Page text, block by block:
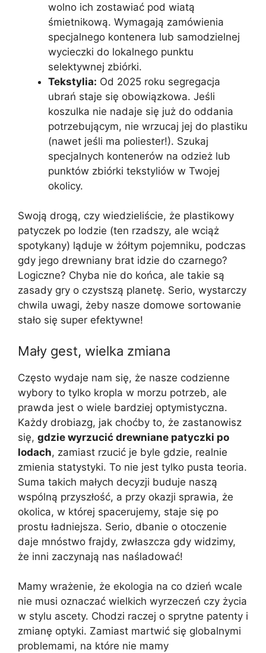
wolno ich zostawiać pod wiatą
śmietnikową. Wymagają zamówienia
specjalnego kontenera lub samodzielnej
wycieczki do lokalnego punktu
selektywnej zbiórki.
Tekstylia: Od 2025 roku segregacja
ubrań staje się obowiązkowa. Jeśli
koszulka nie nadaje się już do oddania
potrzebującym, nie wrzucaj jej do plastiku
(nawet jeśli ma poliester!). Szukaj
specjalnych kontenerów na odzież lub
punktów zbiórki tekstyliów w Twojej
okolicy.
Swoją drogą, czy wiedzieliście, że plastikowy
patyczek po lodzie (ten rzadszy, ale wciąż
spotykany) ląduje w żółtym pojemniku, podczas
gdy jego drewniany brat idzie do czarnego?
Logiczne? Chyba nie do końca, ale takie są
zasady gry o czystszą planetę. Serio, wystarczy
chwila uwagi, żeby nasze domowe sortowanie
stało się super efektywne!
Mały gest, wielka zmiana
Często wydaje nam się, że nasze codzienne
wybory to tylko kropla w morzu potrzeb, ale
prawda jest o wiele bardziej optymistyczna.
Każdy drobiazg, jak choćby to, że zastanowisz
się, gdzie wyrzucić drewniane patyczki po
lodach, zamiast rzucić je byle gdzie, realnie
zmienia statystyki. To nie jest tylko pusta teoria.
Suma takich małych decyzji buduje naszą
wspólną przyszłość, a przy okazji sprawia, że
okolica, w której spacerujemy, staje się po
prostu ładniejsza. Serio, dbanie o otoczenie
daje mnóstwo frajdy, zwłaszcza gdy widzimy,
że inni zaczynają nas naśladować!
Mamy wrażenie, że ekologia na co dzień wcale
nie musi oznaczać wielkich wyrzeczeń czy życia
w stylu ascety. Chodzi raczej o sprytne patenty i
zmianę optyki. Zamiast martwić się globalnymi
problemami, na które nie mamy